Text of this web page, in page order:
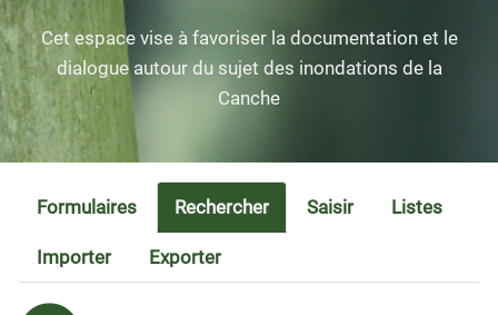
Cet espace vise à favoriser la documentation et le
dialogue autour du sujet des inondations de la
Canche
Formulaires Rechercher Saisir Listes
Importer Exporter